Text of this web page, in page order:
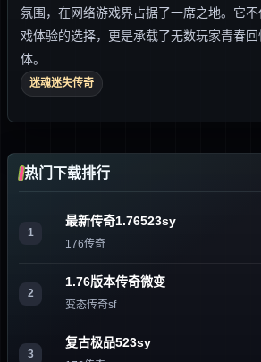
氛围，在网络游戏界占据了一席之地。它
戏体验的选择，更是承载了无数玩家青春
体。
迷魂迷失传奇
热门下载排行
1
最新传奇1.76523sy
176传奇
2
1.76版本传奇微变
变态传奇sf
3
复古极品523sy